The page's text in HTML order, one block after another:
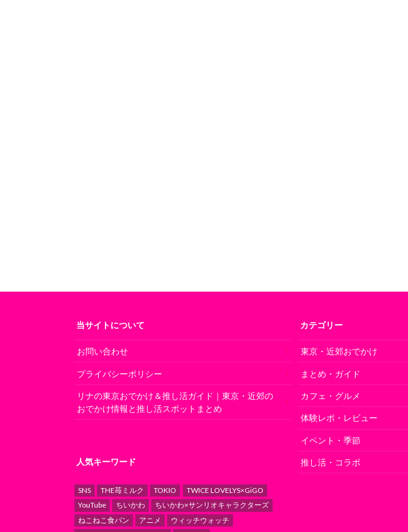
当サイトについて
お問い合わせ
プライバシーポリシー
リナの東京おでかけ＆推し活ガイド｜東京・近郊の
おでかけ情報と推し活スポットまとめ
人気キーワード
SNS THE苺ミルク TOKIO
TWICE LOVELYS×GiGO
YouTube
ちいかわ
ちいかわ×サンリオキャラクターズ
ねこねこ食パン
アニメ
ウィッチウォッチ
カテゴリー
東京・近郊おでかけ
まとめ・ガイド
カフェ・グルメ
体験レポ・レビュー
イベント・季節
推し活・コラボ